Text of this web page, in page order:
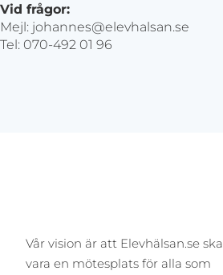
Vid frågor:
Mejl: johannes@elevhalsan.se
Tel: 070-492 01 96
Vår vision är att Elevhälsan.se ska
vara en mötesplats för alla som